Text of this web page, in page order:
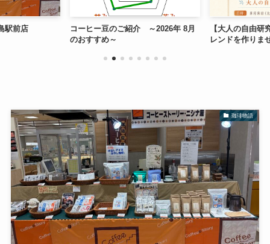
駅前店
コーヒー豆のご紹介 ～2026年 8月
のおすすめ～
【大人の自由
レンドを作りま
珈琲物語